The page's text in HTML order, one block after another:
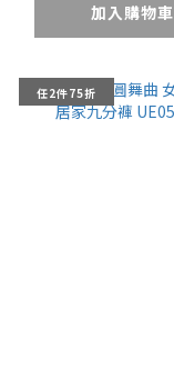
加入購物車
任2件75折